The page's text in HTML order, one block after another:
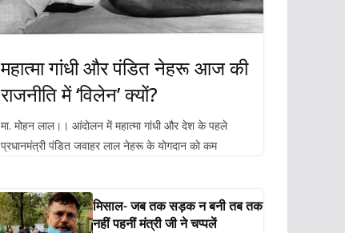
महात्मा गांधी और पंडित नेहरू आज की
राजनीति में ‘विलेन’ क्यों?
मा. मोहन लाल।। आंदोलन में महात्मा गांधी और देश के पहले
प्रधानमंत्री पंडित जवाहर लाल नेहरू के योगदान को कम
मिसाल- जब तक सड़क न बनी तब तक
नहीं पहनीं मंत्री जी ने चप्पलें